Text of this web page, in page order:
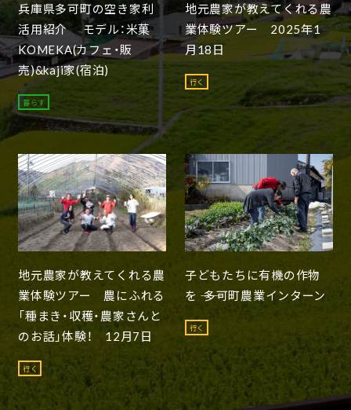
兵庫県多可町の空き家利
活用紹介 モデル：米菓
KOMEKA(カフェ・販
売)&kaji家(宿泊)
暮らす
地元農家が教えてくれる農
業体験ツアー 2025年1
月18日
行く
地元農家が教えてくれる農
業体験ツアー 農にふれる
「種まき・収穫・農家さんと
のお話」体験！ 12月7日
行く
子どもたちに有機の作物
を ―― 多可町農業インターン
行く